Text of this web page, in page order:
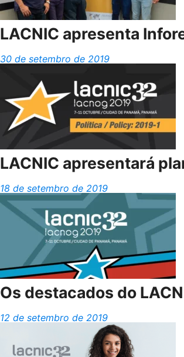
LACNIC apresenta
30 de setembro de 2019
LACNIC apresentará
18 de setembro de 2019
Os destacados do
12 de setembro de 2019